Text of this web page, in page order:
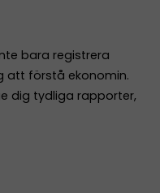
bara registrera
att förstå ekonomin.
dig tydliga rapporter,